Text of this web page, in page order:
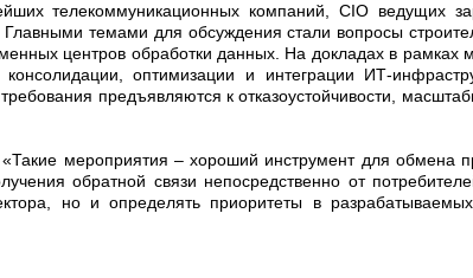
телекоммуникационных компаний, CIO ведущих
темами для обсуждения стали вопросы
центров обработки данных. На докладах в рамках
оптимизации и интеграции ИТ-
предъявляются к отказоустойчивости,
мероприятия – хороший инструмент для обмена
обратной связи непосредственно от
но и определять приоритеты в